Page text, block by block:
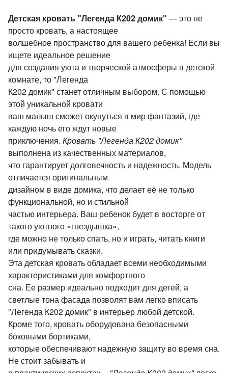
Детская кровать "Легенда К202 домик" — это не
просто кровать, а настоящее
волшебное пространство для вашего ребенка! Если вы
ищете идеальное решение
для создания уюта и творческой атмосферы в детской
комнате, то "Легенда
К202 домик" станет отличным выбором. С помощью
этой уникальной кровати
ваш малыш сможет окунуться в мир фантазий, где
каждую ночь его ждут новые
приключения. Кровать "Легенда К202 домик"
выполнена из качественных материалов,
что гарантирует долговечность и надежность. Модель
отличается оригинальным
дизайном в виде домика, что делает её не только
функциональной, но и стильной
частью интерьера. Ваш ребенок будет в восторге от
такого уютного «гнездышка»,
где можно не только спать, но и играть, читать книги
или придумывать сказки.
Эта детская кровать обладает всеми необходимыми
характеристиками для комфортного
сна. Ее размер идеально подходит для детей, а
светлые тона фасада позволят вам легко вписать
"Легенда К202 домик" в интерьер любой детской.
Кроме того, кровать оборудована безопасными
боковыми бортиками,
которые обеспечивают надежную защиту во время сна.
Не стоит забывать и